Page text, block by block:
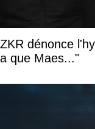
ZKR dénonce
a que Maes..."